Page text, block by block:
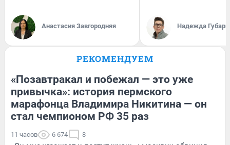
Анастасия Завгородняя Надежда Губарь
РЕКОМЕНДУЕМ
«Позавтракал и побежал — это уже
привычка»: история пермского
марафонца Владимира Никитина — он
стал чемпионом РФ 35 раз
11 часов 6 674 8